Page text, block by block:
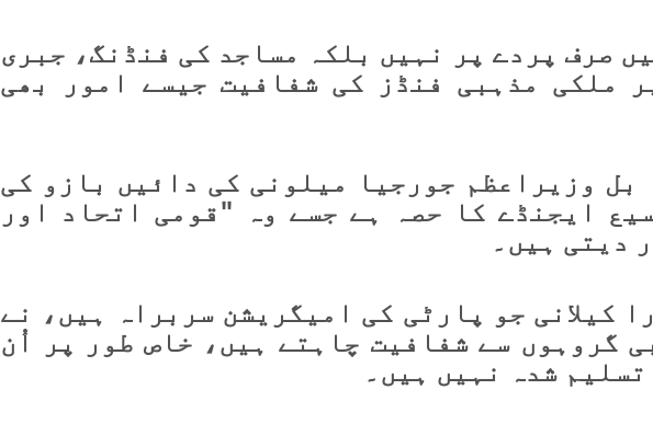
صرف پردے پر نہیں بلکہ مساجد کی فنڈنگ، جبری
ملکی مذہبی فنڈز کی شفافیت جیسے امور بھی
بل وزیراعظم جورجیا میلونی کی دائیں بازو کی
ایجنڈے کا حصہ ہے جسے وہ "قومی اتحاد اور
دیتی ہیں۔
کیلانی جو پارٹی کی امیگریشن سربراہ ہیں، نے
گروہوں سے شفافیت چاہتے ہیں، خاص طور پر اُن
شدہ نہیں ہیں۔